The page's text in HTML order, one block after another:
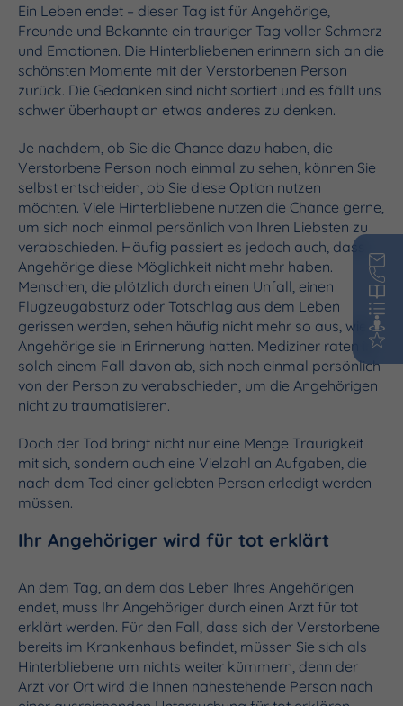
Ein Leben endet – dieser Tag ist für Angehörige,
Freunde und Bekannte ein trauriger Tag voller Schmerz
und Emotionen. Die Hinterbliebenen erinnern sich an die
schönsten Momente mit der Verstorbenen Person
zurück. Die Gedanken sind nicht sortiert und es fällt uns
schwer überhaupt an etwas anderes zu denken.
Je nachdem, ob Sie die Chance dazu haben, die
Verstorbene Person noch einmal zu sehen, können Sie
selbst entscheiden, ob Sie diese Option nutzen
möchten. Viele Hinterbliebene nutzen die Chance gerne,
um sich noch einmal persönlich von Ihren Liebsten zu
verabschieden. Häufig passiert es jedoch auch, dass
Angehörige diese Möglichkeit nicht mehr haben.
Menschen, die plötzlich durch einen Unfall, einen
Flugzeugabsturz oder Totschlag aus dem Leben
gerissen werden, sehen häufig nicht mehr so aus, wie
Angehörige sie in Erinnerung hatten. Mediziner raten in
solch einem Fall davon ab, sich noch einmal persönlich
von der Person zu verabschieden, um die Angehörigen
nicht zu traumatisieren.
Doch der Tod bringt nicht nur eine Menge Traurigkeit
mit sich, sondern auch eine Vielzahl an Aufgaben, die
nach dem Tod einer geliebten Person erledigt werden
müssen.
Ihr Angehöriger wird für tot erklärt
An dem Tag, an dem das Leben Ihres Angehörigen
endet, muss Ihr Angehöriger durch einen Arzt für tot
erklärt werden. Für den Fall, dass sich der Verstorbene
bereits im Krankenhaus befindet, müssen Sie sich als
Hinterbliebene um nichts weiter kümmern, denn der
Arzt vor Ort wird die Ihnen nahestehende Person nach